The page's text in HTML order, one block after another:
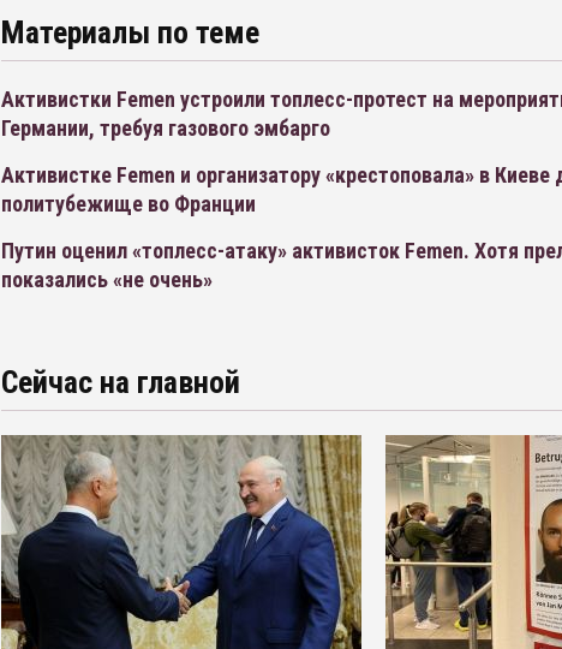
Материалы по теме
Активистки Femen устроили топлесс-протест на
Германии, требуя газового эмбарго
Активистке Femen и организатору «крестоповала» в Киеве
политубежище во Франции
Путин оценил «топлесс-атаку» активисток Femen. Хотя
показались «не очень»
Сейчас на главной